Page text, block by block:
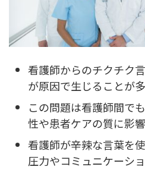
看護師からのチクチク
が原因で生じることが
この問題は看護師間で
性や患者ケアの質に影
看護師が辛辣な言葉を
圧力やコミュニケーシ